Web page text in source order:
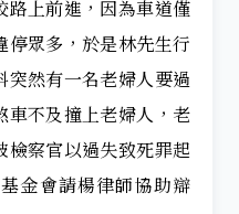
路上前進，因為車道僅
停眾多，於是林先生行
突然有一名老婦人要過
車不及撞上老婦人，老
檢察官以過失致死罪起
金會請楊律師協助辯